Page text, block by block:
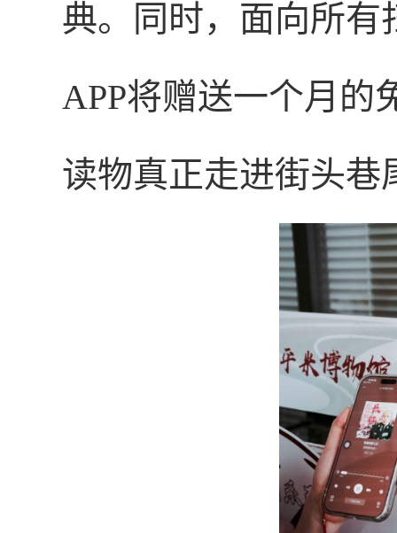
典。同时，面向所有
APP将赠送一个月的
读物真正走进街头巷